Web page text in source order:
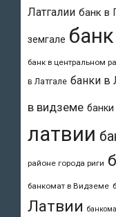
Латгалии банк в
земгале
банк в центральном
в Латгале банки в
в видземе
латвии
районе города риги
банкомат в Видземе
Латвии